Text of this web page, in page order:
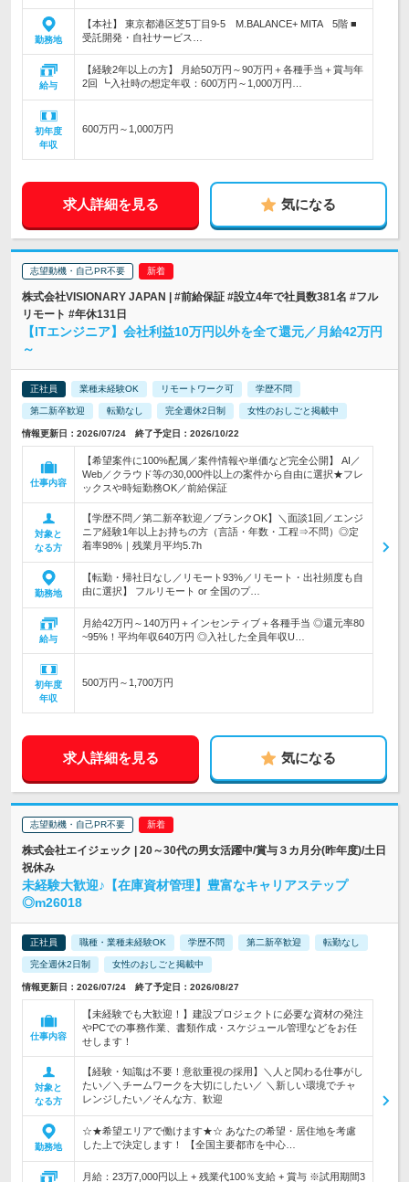
勤務地
【本社】 東京都港区芝5丁目9‐5 M.BALANCE+ MITA 5階 ■
受託開発・自社サービス…
給与
【経験2年以上の方】 月給50万円～90万円＋各種手当＋賞与年
2回 ┗入社時の想定年収：600万円～1,000万円…
初年度
年収
600万円～1,000万円
求人詳細を見る 気になる
志望動機・自己PR不要
株式会社VISIONARY JAPAN | #前給保証 #設立4年で社員数381名 #フル
リモート #年休131日
【ITエンジニア】会社利益10万円以外を全て還元／月給42万円
～
正社員 業種未経験OK リモートワーク可 学歴不問
第二新卒歓迎 転勤なし 完全週休2日制 女性のおしごと掲載中
情報更新日：2026/07/24 終了予定日：2026/10/22
仕事内容
【希望案件に100%配属／案件情報や単価など完全公開】 AI／
Web／クラウド等の30,000件以上の案件から自由に選択★フレ
ックスや時短勤務OK／前給保証
対象と
なる方
【学歴不問／第二新卒歓迎／ブランクOK】＼面談1回／エンジ
ニア経験1年以上お持ちの方（言語・年数・工程⇒不問）◎定
着率98%｜残業月平均5.7h
勤務地
【転勤・帰社日なし／リモート93%／リモート・出社頻度も自
由に選択】 フルリモート or 全国のプ…
給与
月給42万円～140万円＋インセンティブ＋各種手当 ◎還元率80
~95%！平均年収640万円 ◎入社した全員年収U…
初年度
年収
500万円～1,700万円
求人詳細を見る 気になる
志望動機・自己PR不要
株式会社エイジェック | 20～30代の男女活躍中/賞与３カ月分(昨年度)/土日
祝休み
未経験大歓迎♪【在庫資材管理】豊富なキャリアステップ
◎m26018
正社員 職種・業種未経験OK 学歴不問 第二新卒歓迎 転勤なし
完全週休2日制 女性のおしごと掲載中
情報更新日：2026/07/24 終了予定日：2026/08/27
仕事内容
【未経験でも大歓迎！】建設プロジェクトに必要な資材の発注
やPCでの事務作業、書類作成・スケジュール管理などをお任
せします！
対象と
なる方
【経験・知識は不要！意欲重視の採用】＼人と関わる仕事がし
たい／＼チームワークを大切にしたい／ ＼新しい環境でチャ
レンジしたい／そんな方、歓迎
勤務地
☆★希望エリアで働けます★☆ あなたの希望・居住地を考慮
した上で決定します！ 【全国主要都市を中心…
月給：23万7,000円以上 + 残業代100％支給 + 賞与 ※試用期間3